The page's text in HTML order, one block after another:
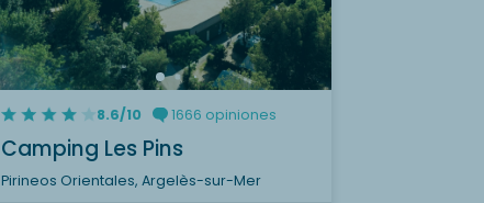
8.6/10 1666 opiniones
Camping Les Pins
Pirineos Orientales, Argelès-sur-Mer